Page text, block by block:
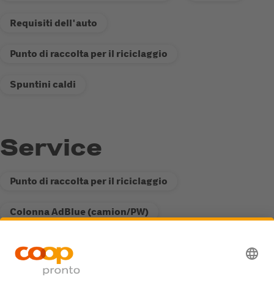
Requisiti dell'auto
Punto di raccolta per il riciclaggio
Spuntini caldi
Service
Punto di raccolta per il riciclaggio
Colonna AdBlue (camion/PW)